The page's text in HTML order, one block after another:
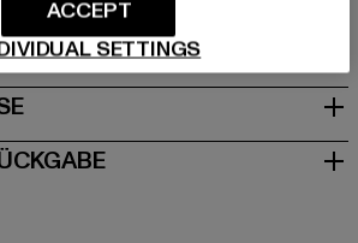
PASSFORM
SETTINGS
ACCEPT